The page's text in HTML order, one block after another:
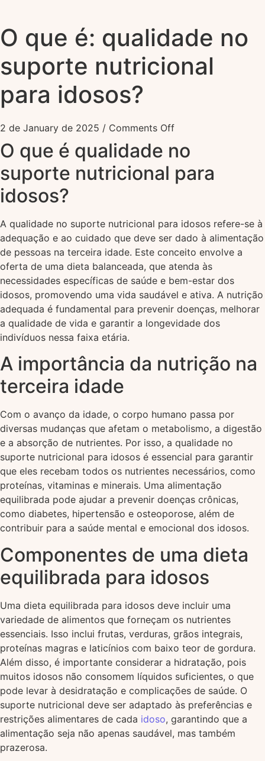
O que é: qualidade no
suporte nutricional
para idosos?
2 de January de 2025 / Comments Off
O que é qualidade no
suporte nutricional para
idosos?
A qualidade no suporte nutricional para idosos refere-se à
adequação e ao cuidado que deve ser dado à alimentação
de pessoas na terceira idade. Este conceito envolve a
oferta de uma dieta balanceada, que atenda às
necessidades específicas de saúde e bem-estar dos
idosos, promovendo uma vida saudável e ativa. A nutrição
adequada é fundamental para prevenir doenças, melhorar
a qualidade de vida e garantir a longevidade dos
indivíduos nessa faixa etária.
A importância da nutrição na
terceira idade
Com o avanço da idade, o corpo humano passa por
diversas mudanças que afetam o metabolismo, a digestão
e a absorção de nutrientes. Por isso, a qualidade no
suporte nutricional para idosos é essencial para garantir
que eles recebam todos os nutrientes necessários, como
proteínas, vitaminas e minerais. Uma alimentação
equilibrada pode ajudar a prevenir doenças crônicas,
como diabetes, hipertensão e osteoporose, além de
contribuir para a saúde mental e emocional dos idosos.
Componentes de uma dieta
equilibrada para idosos
Uma dieta equilibrada para idosos deve incluir uma
variedade de alimentos que forneçam os nutrientes
essenciais. Isso inclui frutas, verduras, grãos integrais,
proteínas magras e laticínios com baixo teor de gordura.
Além disso, é importante considerar a hidratação, pois
muitos idosos não consomem líquidos suficientes, o que
pode levar à desidratação e complicações de saúde. O
suporte nutricional deve ser adaptado às preferências e
restrições alimentares de cada idoso, garantindo que a
alimentação seja não apenas saudável, mas também
prazerosa.